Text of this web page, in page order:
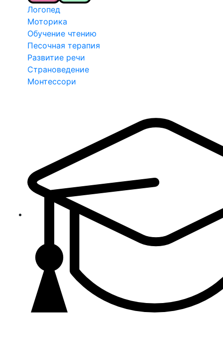
Логопед
Моторика
Обучение чтению
Песочная терапия
Развитие речи
Страноведение
Монтессори